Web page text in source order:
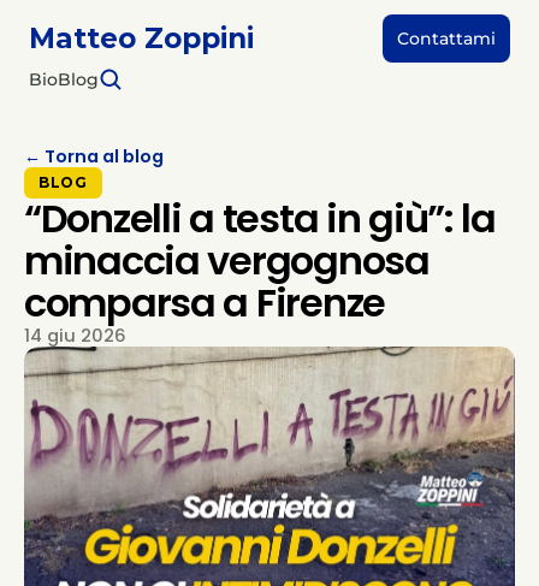
← Torna al blog
BLOG
“Donzelli a testa in giù”: la
minaccia vergognosa
comparsa a Firenze
14 giu 2026
Matteo Zoppini
Contattami
BioBlog